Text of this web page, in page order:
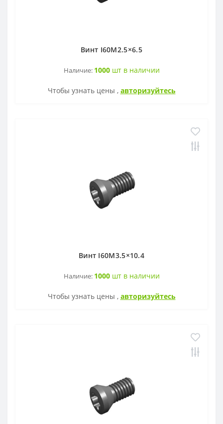
Винт I60M2.5×6.5
Наличие: 1000шт в наличии
Чтобы узнать цены , авторизуйтесь
Винт I60M3.5×10.4
Наличие: 1000шт в наличии
Чтобы узнать цены , авторизуйтесь